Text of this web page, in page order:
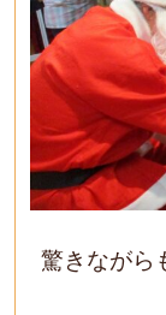
驚きながら